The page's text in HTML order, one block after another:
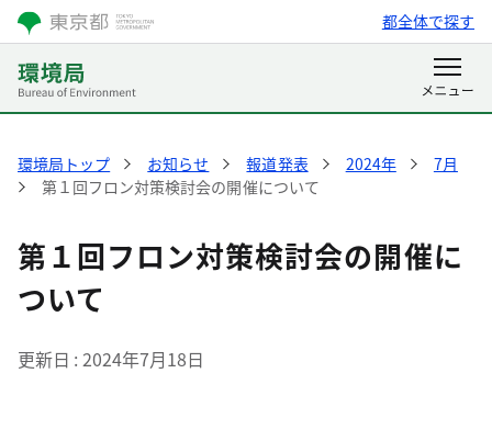
都全体で探す
環境局トップ お知らせ 報道発表 2024年
7月
第１回フロン対策検討会の開催について
第１回フロン対策検討会の開催に
ついて
更新日 2024年7月18日